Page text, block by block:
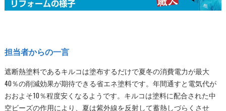
担当者からの一言
遮断熱塗料であるキルコは塗布するだけで夏冬の消費電力が最大
40％の削減効果が期待できる省エネ塗料です。年間通すと電気代が
おおよそ10％程度安くなるようです。キルコは塗料に配合された中
空ビーズの作用により、夏は紫外線を反射して蓄熱しづらくさせ